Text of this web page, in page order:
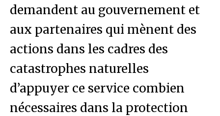
demandent au gouvernement et
aux partenaires qui mènent des
actions dans les cadres des
catastrophes naturelles
d’appuyer ce service combien
nécessaires dans la protection